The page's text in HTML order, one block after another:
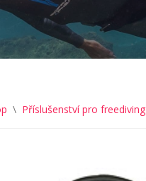
\ Příslušenství pro freediving